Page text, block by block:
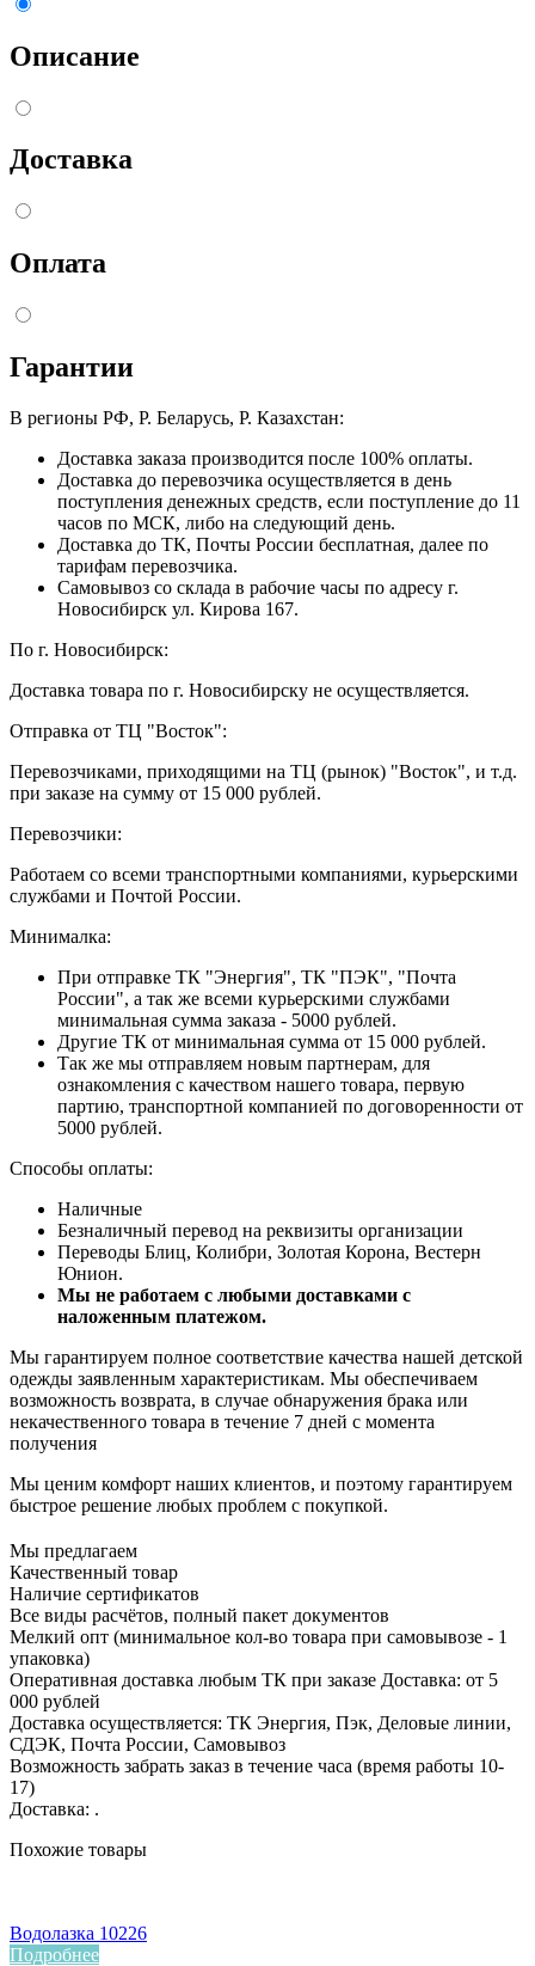
Описание
Доставка
Оплата
Гарантии
В регионы РФ, Р. Беларусь, Р. Казахстан:
Доставка заказа производится после 100% оплаты.
Доставка до перевозчика осуществляется в день
поступления денежных средств, если поступление до 11
часов по МСК, либо на следующий день.
Доставка до ТК, Почты России бесплатная, далее по
тарифам перевозчика.
Самовывоз со склада в рабочие часы по адресу г.
Новосибирск ул. Кирова 167.
По г. Новосибирск:
Доставка товара по г. Новосибирску не осуществляется.
Отправка от ТЦ "Восток":
Перевозчиками, приходящими на ТЦ (рынок) "Восток", и т.д.
при заказе на сумму от 15 000 рублей.
Перевозчики:
Работаем со всеми транспортными компаниями, курьерскими
службами и Почтой России.
Минималка:
При отправке ТК "Энергия", ТК "ПЭК", "Почта
России", а так же всеми курьерскими службами
минимальная сумма заказа - 5000 рублей.
Другие ТК от минимальная сумма от 15 000 рублей.
Так же мы отправляем новым партнерам, для
ознакомления с качеством нашего товара, первую
партию, транспортной компанией по договоренности от
5000 рублей.
Способы оплаты:
Наличные
Безналичный перевод на реквизиты организации
Переводы Блиц, Колибри, Золотая Корона, Вестерн
Юнион.
Мы не работаем с любыми доставками с
наложенным платежом.
Мы гарантируем полное соответствие качества нашей детской
одежды заявленным характеристикам. Мы обеспечиваем
возможность возврата, в случае обнаружения брака или
некачественного товара в течение 7 дней с момента
получения
Мы ценим комфорт наших клиентов, и поэтому гарантируем
быстрое решение любых проблем с покупкой.
Мы предлагаем
Качественный товар
Наличие сертификатов
Все виды расчётов, полный пакет документов
Мелкий опт (минимальное кол-во товара при самовывозе - 1
упаковка)
Оперативная доставка любым ТК при заказе Доставка: от 5
000 рублей
Доставка осуществляется: ТК Энергия, Пэк, Деловые линии,
СДЭК, Почта России, Самовывоз
Возможность забрать заказ в течение часа (время работы 10-
17)
Доставка: .
Похожие товары
Водолазка 10226
Подробнее